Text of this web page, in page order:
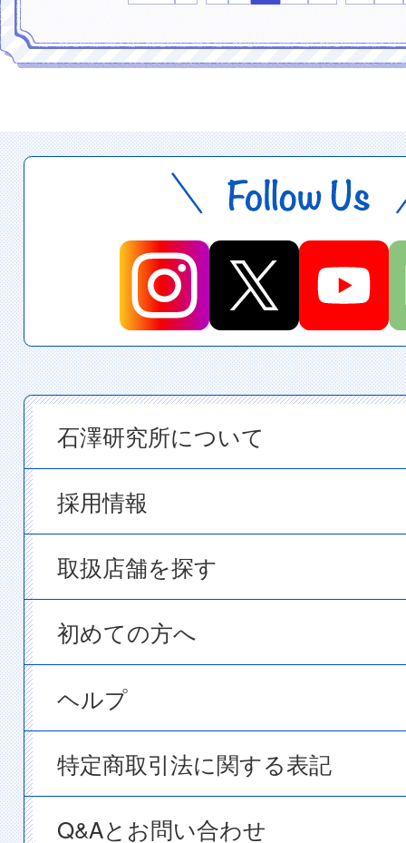
石澤研究所について
採用情報
取扱店舗を探す
初めての方へ
ヘルプ
特定商取引法に関する表記
Q&Aとお問い合わせ